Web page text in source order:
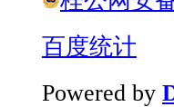
百度统计
Powered by